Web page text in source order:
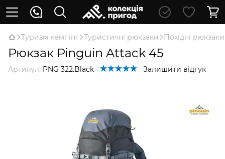
Туризм кемпінг Туристичні рюкзаки Похідні рюкзаки
Рюкзак Pinguin Attack 45
Артикул: PNG 322.Black Залишити відгук